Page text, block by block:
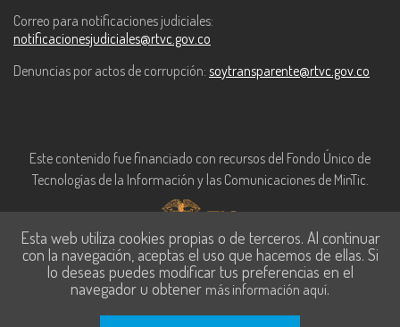
Correo para notificaciones judiciales:
notificacionesjudiciales@rtvc.gov.co
Denuncias por actos de corrupción: soytransparente@rtvc.gov.co
Este contenido fue financiado con recursos del Fondo Único de
Tecnologías de la Información y las Comunicaciones de MinTic.
Esta web utiliza cookies propias o de terceros. Al continuar
con la navegación, aceptas el uso que hacemos de ellas. Si
lo deseas puedes modificar tus preferencias en el
navegador u obtener más información aquí.